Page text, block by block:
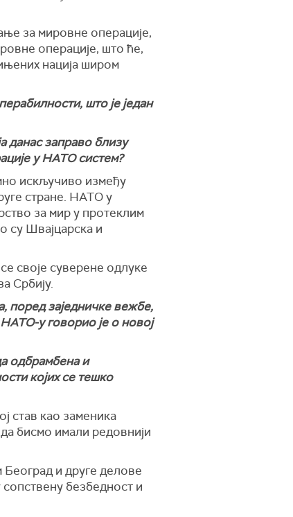
за мировне операције,
операције, што ће,
нација широм
што је један
данас заправо близу
у НАТО систем?
искључиво између
стране. НАТО у
за мир у протеклим
су Швајцарска и
своје суверене одлуке
Србију.
поред заједничке вежбе,
у говорио је о новој
одбрамбена и
којих се тешко
став као заменика
бисмо имали редовнији
Београд и друге делове
безбедност и